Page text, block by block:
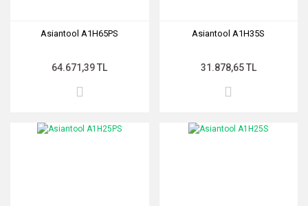
Asiantool A1H65PS
64.671,39 TL
Asiantool A1H35S
31.878,65 TL